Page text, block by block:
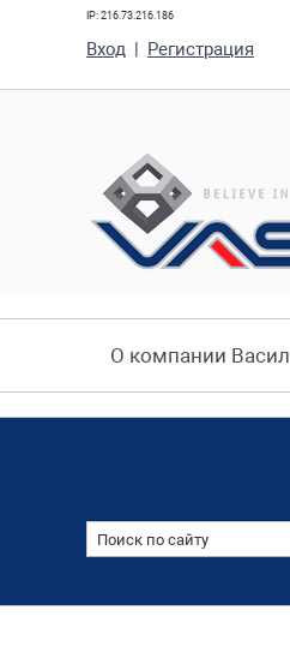
IP: 216.73.216.186
Вход | Регистрация
О компании Васил